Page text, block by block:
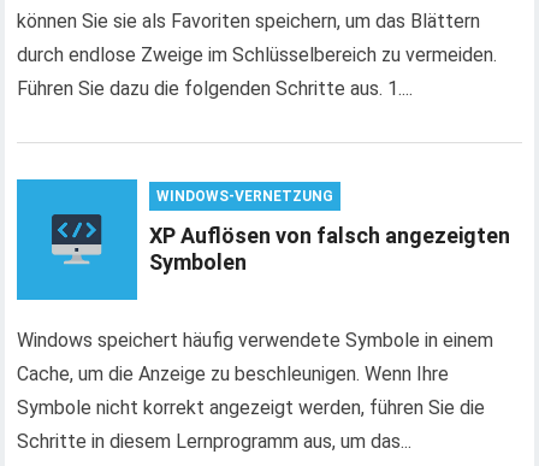
können Sie sie als Favoriten speichern, um das Blättern
durch endlose Zweige im Schlüsselbereich zu vermeiden.
Führen Sie dazu die folgenden Schritte aus. 1....
WINDOWS-VERNETZUNG
XP Auflösen von falsch angezeigten
Symbolen
Windows speichert häufig verwendete Symbole in einem
Cache, um die Anzeige zu beschleunigen. Wenn Ihre
Symbole nicht korrekt angezeigt werden, führen Sie die
Schritte in diesem Lernprogramm aus, um das...